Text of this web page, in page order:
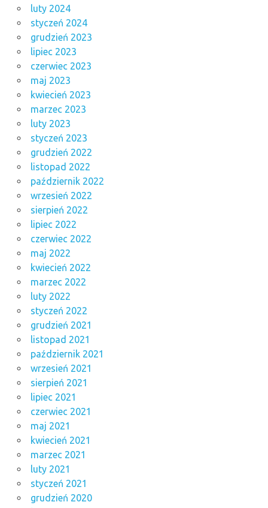
luty 2024
styczeń 2024
grudzień 2023
lipiec 2023
czerwiec 2023
maj 2023
kwiecień 2023
marzec 2023
luty 2023
styczeń 2023
grudzień 2022
listopad 2022
październik 2022
wrzesień 2022
sierpień 2022
lipiec 2022
czerwiec 2022
maj 2022
kwiecień 2022
marzec 2022
luty 2022
styczeń 2022
grudzień 2021
listopad 2021
październik 2021
wrzesień 2021
sierpień 2021
lipiec 2021
czerwiec 2021
maj 2021
kwiecień 2021
marzec 2021
luty 2021
styczeń 2021
grudzień 2020